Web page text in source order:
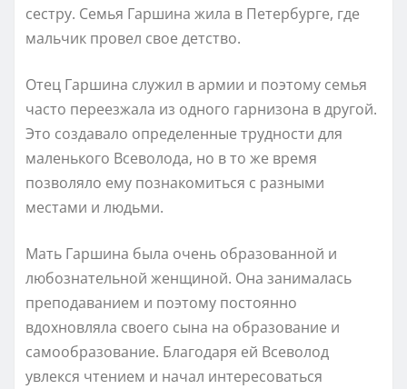
сестру. Семья Гаршина жила в Петербурге, где
мальчик провел свое детство.
Отец Гаршина служил в армии и поэтому семья
часто переезжала из одного гарнизона в другой.
Это создавало определенные трудности для
маленького Всеволода, но в то же время
позволяло ему познакомиться с разными
местами и людьми.
Мать Гаршина была очень образованной и
любознательной женщиной. Она занималась
преподаванием и поэтому постоянно
вдохновляла своего сына на образование и
самообразование. Благодаря ей Всеволод
увлекся чтением и начал интересоваться